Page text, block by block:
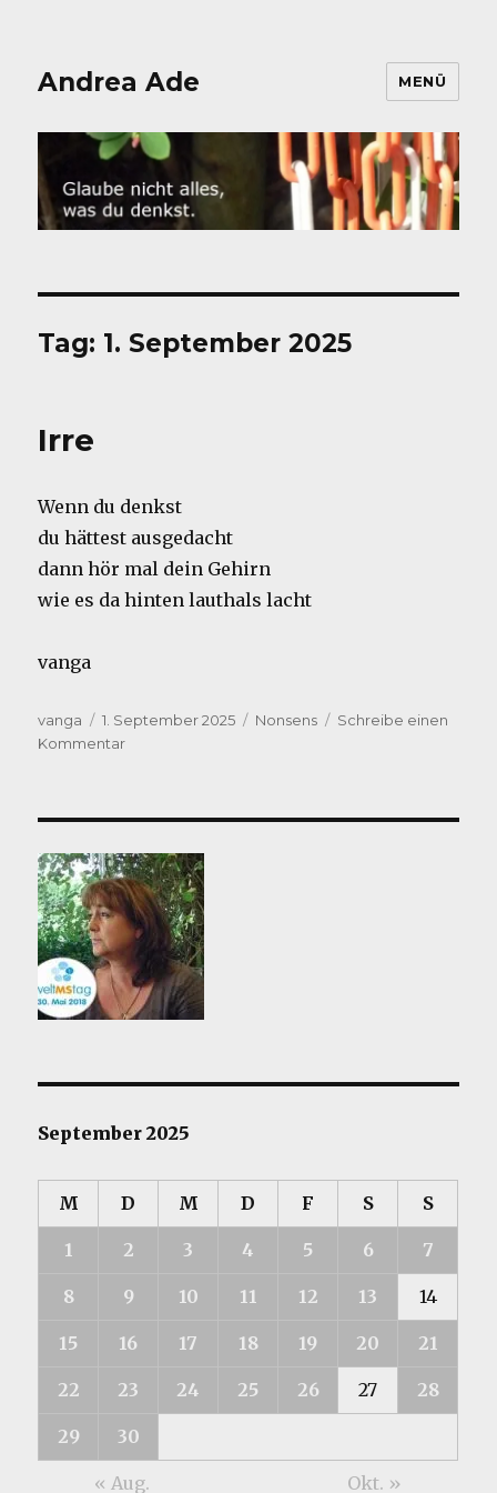
Andrea Ade MENÜ
Tag: 1. September 2025
Irre
Wenn du denkst
du hättest ausgedacht
dann hör mal dein Gehirn
wie es da hinten lauthals lacht
vanga
Autor
vanga
Veröffentlicht
am
1. September 2025 Kategorien
Nonsens
Schreibe einen
Kommentarzu
September 2025
M D M D F S S
1 2 3 4 5 6 7
8 9 10 11 12 13 14
15 16 17 18 19 20 21
22 23 24 25 26 27 28
29 30
« Aug. Okt. »